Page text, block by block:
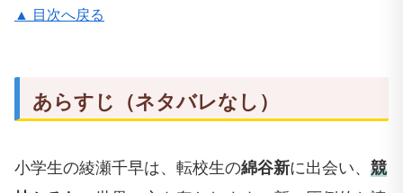
▲ 目次へ戻る
あらすじ（ネタバレなし）
小学生の綾瀬千早は、転校生の綿谷新に出会い、 競